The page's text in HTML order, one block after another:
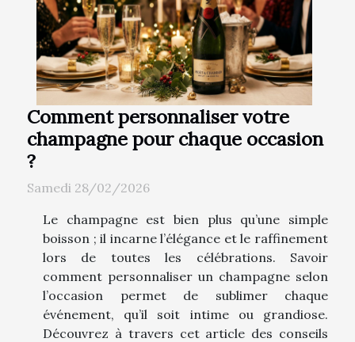
Comment personnaliser votre
champagne pour chaque occasion
?
Samedi 28/02/2026
Le champagne est bien plus qu’une simple
boisson ; il incarne l’élégance et le raffinement
lors de toutes les célébrations. Savoir
comment personnaliser un champagne selon
l’occasion permet de sublimer chaque
événement, qu’il soit intime ou grandiose.
Découvrez à travers cet article des conseils